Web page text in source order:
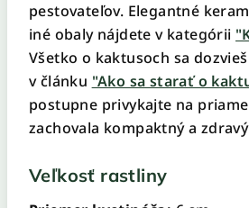
pestovateľov. Elegantné
iné obaly nájdete v kategórii
Všetko o kaktusoch sa
v článku "Ako sa starať o
postupne privykajte na
zachovala kompaktný a
Veľkosť rastliny